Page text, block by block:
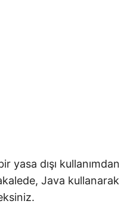
yasa dışı kullanımdan
Java kullanarak